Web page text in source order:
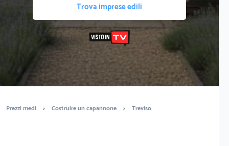
Trova imprese edili
Prezzi medi > Costruire un capannone > Treviso